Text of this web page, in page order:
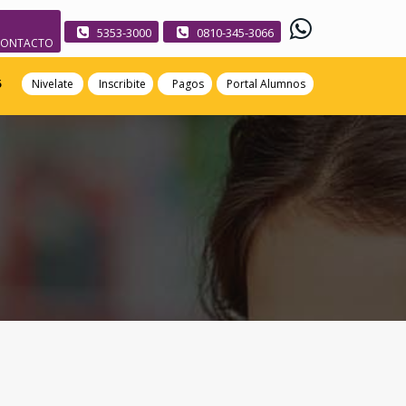
5353-3000 0810-345-3066
Nivelate Inscribite Pagos Portal Alumnos